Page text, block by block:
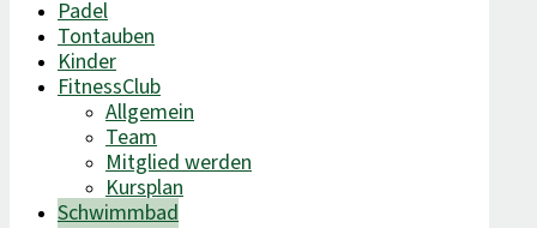
Padel
Tontauben
Kinder
FitnessClub
Allgemein
Team
Mitglied werden
Kursplan
Schwimmbad